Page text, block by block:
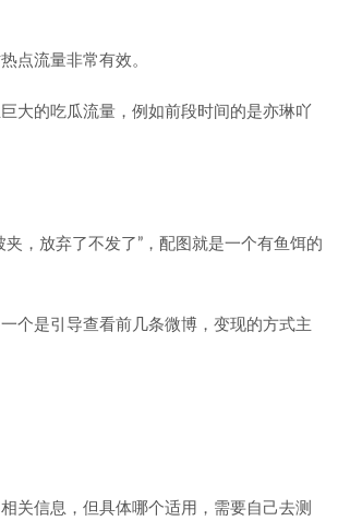
点流量非常有效。
大的吃瓜流量，例如前段时间的是亦琳吖
，放弃了不发了”，配图就是一个有鱼饵的
个是引导查看前几条微博，变现的方式主
关信息，但具体哪个适用，需要自己去测